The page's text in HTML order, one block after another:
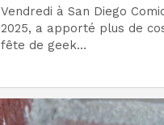
Vendredi à San Diego
2025, a apporté plus de
fête de geek…